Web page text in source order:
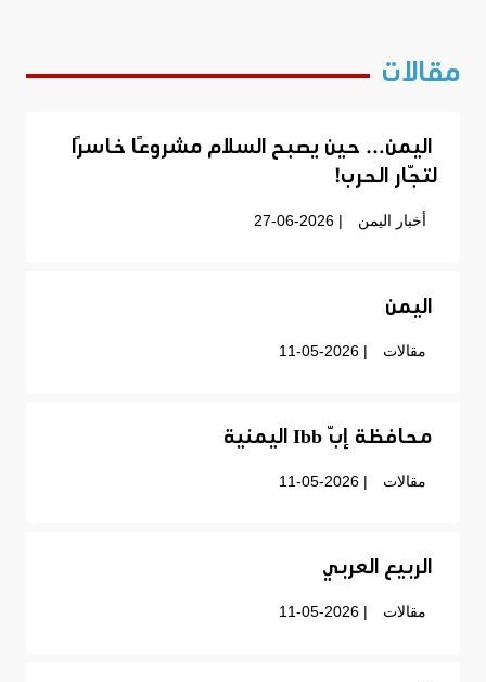
مقالات
اليمن… حين يصبح السلام مشروعًا خاسرًا
لتجّار الحرب!
أخبار اليمن | 27-06-2026
اليمن
مقالات | 11-05-2026
محافظة إبّ Ibb اليمنية
مقالات | 11-05-2026
الربيع العربي
مقالات | 11-05-2026